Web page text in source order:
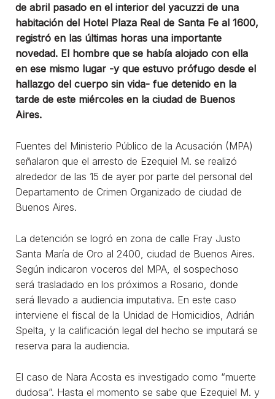
de abril pasado en el interior del yacuzzi de una
habitación del Hotel Plaza Real de Santa Fe al 1600,
registró en las últimas horas una importante
novedad. El hombre que se había alojado con ella
en ese mismo lugar -y que estuvo prófugo desde el
hallazgo del cuerpo sin vida- fue detenido en la
tarde de este miércoles en la ciudad de Buenos
Aires.
Fuentes del Ministerio Público de la Acusación (MPA)
señalaron que el arresto de Ezequiel M. se realizó
alrededor de las 15 de ayer por parte del personal del
Departamento de Crimen Organizado de ciudad de
Buenos Aires.
La detención se logró en zona de calle Fray Justo
Santa María de Oro al 2400, ciudad de Buenos Aires.
Según indicaron voceros del MPA, el sospechoso
será trasladado en los próximos a Rosario, donde
será llevado a audiencia imputativa. En este caso
interviene el fiscal de la Unidad de Homicidios, Adrián
Spelta, y la calificación legal del hecho se imputará se
reserva para la audiencia.
El caso de Nara Acosta es investigado como “muerte
dudosa”. Hasta el momento se sabe que Ezequiel M. y